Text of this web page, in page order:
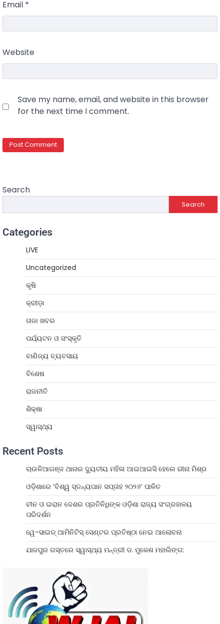
Email *
Website
Save my name, email, and website in this browser
for the next time I comment.
Search
Search
Categories
LIVE
Uncategorized
କୃଷି
କ୍ରୀଡ଼ା
ତାଜା ଖବର
ପର୍ଯ୍ୟଟନ ଓ ସଂସ୍କୃତି
ବାଣିଜ୍ୟ ବ୍ୟବସାୟ
ବିଶେଷ
ରାଜନୀତି
ଶିକ୍ଷା
ସ୍ୱାସ୍ଥ୍ୟ
Recent Posts
ଚାଉଳିଆଗଞ୍ଜ ଥାନାର ଦ୍ୟୁତୀୟ ମହିଳା ଆଇଆଇସି ହେଲେ ରୀନା ମିଶ୍ର
ଓଡ଼ିଶାରେ ‘ବିଶ୍ୱ ସ୍ତନ୍ୟପାନ ସପ୍ତାହ ୨୦୨୬’ ପାଳିତ
ଚୀନ ଓ ଇରାନ ଦେଶର ପ୍ରତିନିଧିଙ୍କ ଓଡ଼ିଶା ରାଜ୍ୟ ସଂଗ୍ରହାଳୟ
ପରିଦର୍ଶନ
ୱେ-ସାଇଡ୍‌ ଆମିନିଟିସ୍‌ ସେଣ୍ଟର ପ୍ରତିଷ୍ଠା ନେଇ ଆଲୋଚନା
ଯାଜପୁର ଗସ୍ତରେ ସ୍ୱାସ୍ଥ୍ୟ ମନ୍ତ୍ରୀ ଡ. ମୁକେଶ ମହାଲିଙ୍ଗ: